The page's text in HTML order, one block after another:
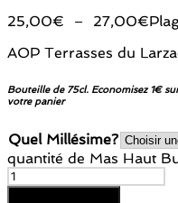
25,00€ – 27,00€
AOP Terrasses du
Bouteille de 75cl. Economisez 1€
votre panier
Quel Millésime?
quantité de Mas Haut